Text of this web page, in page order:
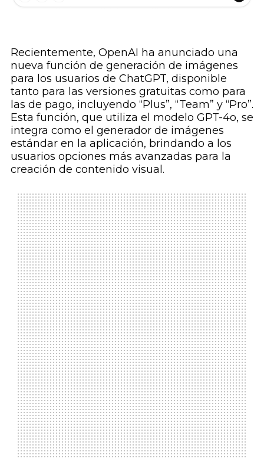
Recientemente, OpenAI ha anunciado una
nueva función de generación de imágenes
para los usuarios de ChatGPT, disponible
tanto para las versiones gratuitas como para
las de pago, incluyendo “Plus”, “Team” y “Pro”.
Esta función, que utiliza el modelo GPT-4o, se
integra como el generador de imágenes
estándar en la aplicación, brindando a los
usuarios opciones más avanzadas para la
creación de contenido visual.